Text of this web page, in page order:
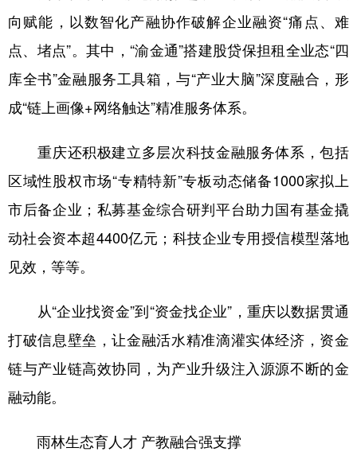
向赋能，以数智化产融协作破解企业融资“痛点、难
点、堵点”。其中，“渝金通”搭建股贷保担租全业态“四
库全书”金融服务工具箱，与“产业大脑”深度融合，形
成“链上画像+网络触达”精准服务体系。
重庆还积极建立多层次科技金融服务体系，包括
区域性股权市场“专精特新”专板动态储备1000家拟上
市后备企业；私募基金综合研判平台助力国有基金撬
动社会资本超4400亿元；科技企业专用授信模型落地
见效，等等。
从“企业找资金”到“资金找企业”，重庆以数据贯通
打破信息壁垒，让金融活水精准滴灌实体经济，资金
链与产业链高效协同，为产业升级注入源源不断的金
融动能。
雨林生态育人才 产教融合强支撑